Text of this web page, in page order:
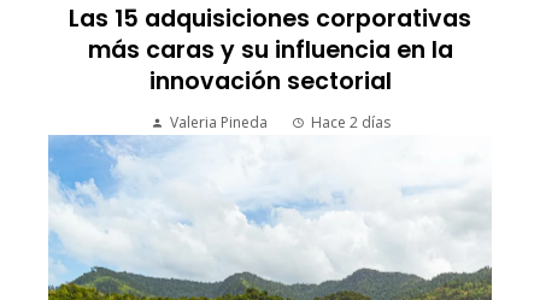
Las 15 adquisiciones corporativas
más caras y su influencia en la
innovación sectorial
Valeria Pineda Hace 2 días